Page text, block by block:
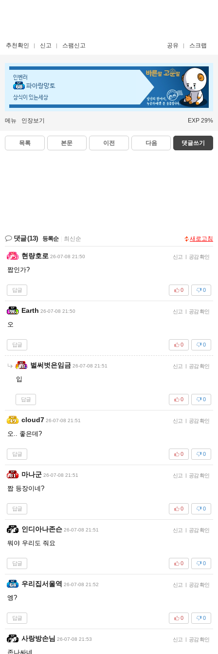
추천확인 신고 스팸신고 공유 스크랩
인벤러
파아랑망토
상식이 있는세상
메뉴 인장보기 EXP 29%
목록 본문 이전 다음 댓글쓰기
댓글(13) 등록순 최신순 새로고침
현량호로 26-07-08 21:50 신고 | 공감 확인
짭인가?
답글 0
0
Earth 26-07-08 21:50 신고 | 공감 확인
오
답글 0
0
벌써벗은임금 26-07-08 21:51 신고 | 공감 확인
입
답글 0
0
cloud7 26-07-08 21:51 신고 | 공감 확인
오.. 좋은데?
답글 0
0
마나군 26-07-08 21:51 신고 | 공감 확인
짭 등장이네?
답글 0
0
인디아나존슨 26-07-08 21:51 신고 | 공감 확인
뭐야 우리도 줘요
답글 0
0
우리집서울역 26-07-08 21:52 신고 | 공감 확인
엥?
답글 0
0
사랑방손님 26-07-08 21:53 신고 | 공감 확인
존나싸네